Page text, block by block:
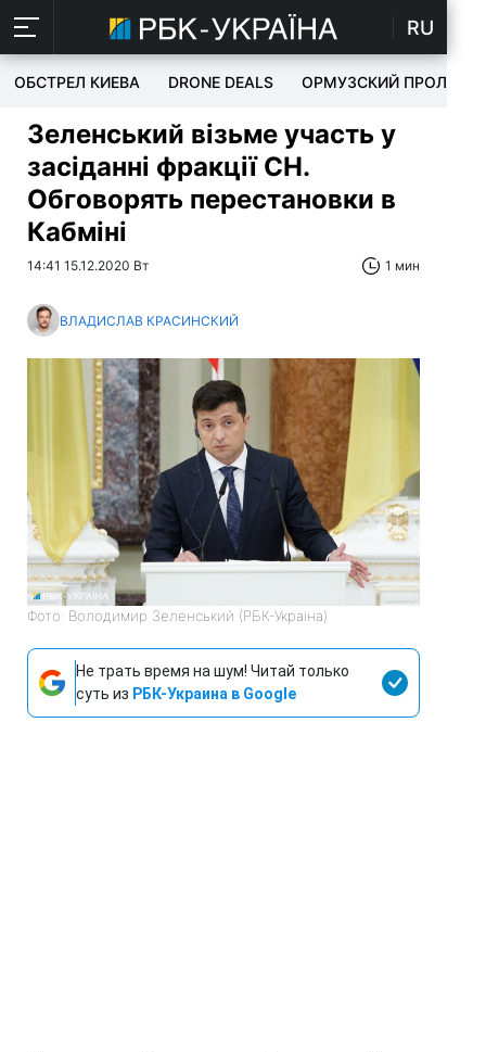
RU
ОБСТРЕЛ КИЕВА DRONE DEALS ОРМУЗСКИЙ ПРОЛИВ
Зеленський візьме участь у
засіданні фракції СН.
Обговорять перестановки в
Кабміні
14:41 15.12.2020 Вт 1 мин
ВЛАДИСЛАВ КРАСИНСКИЙ
Фото: Володимир Зеленський (РБК-Україна)
Не трать время на шум! Читай только
суть из РБК-Украина в Google